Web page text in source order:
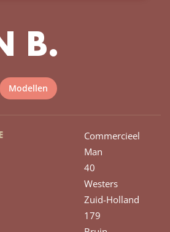
B.
Modellen
Commercieel
Man
40
Westers
Zuid-Holland
179